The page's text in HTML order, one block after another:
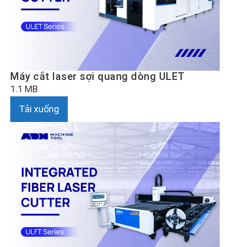
Máy cắt laser sợi quang dòng ULET
1.1 MB
Tải xuống